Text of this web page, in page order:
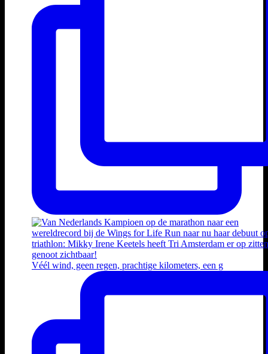
Véél wind, geen regen, prachtige kilometers, een g